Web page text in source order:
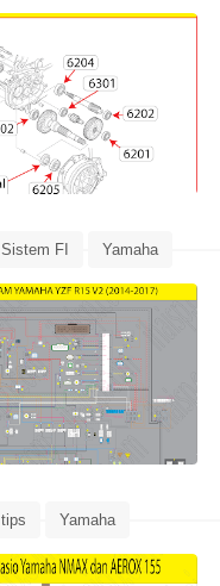
Sistem FI Yamaha
tips Yamaha